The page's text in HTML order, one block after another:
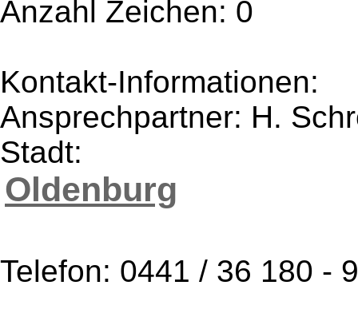
Anzahl Zeichen: 0
Kontakt-Informationen:
Ansprechpartner: H.
Stadt:
Oldenburg
Telefon: 0441 / 36 180 -